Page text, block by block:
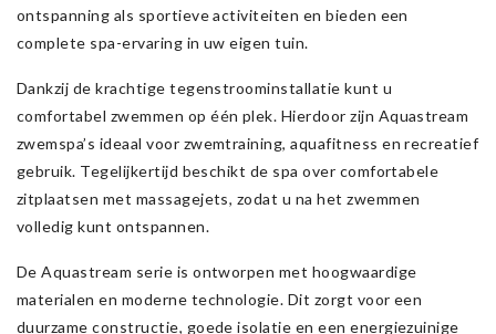
ontspanning als sportieve activiteiten en bieden een
complete spa-ervaring in uw eigen tuin.
Dankzij de krachtige tegenstroominstallatie kunt u
comfortabel zwemmen op één plek. Hierdoor zijn Aquastream
zwemspa’s ideaal voor zwemtraining, aquafitness en recreatief
gebruik. Tegelijkertijd beschikt de spa over comfortabele
zitplaatsen met massagejets, zodat u na het zwemmen
volledig kunt ontspannen.
De Aquastream serie is ontworpen met hoogwaardige
materialen en moderne technologie. Dit zorgt voor een
duurzame constructie, goede isolatie en een energiezuinige